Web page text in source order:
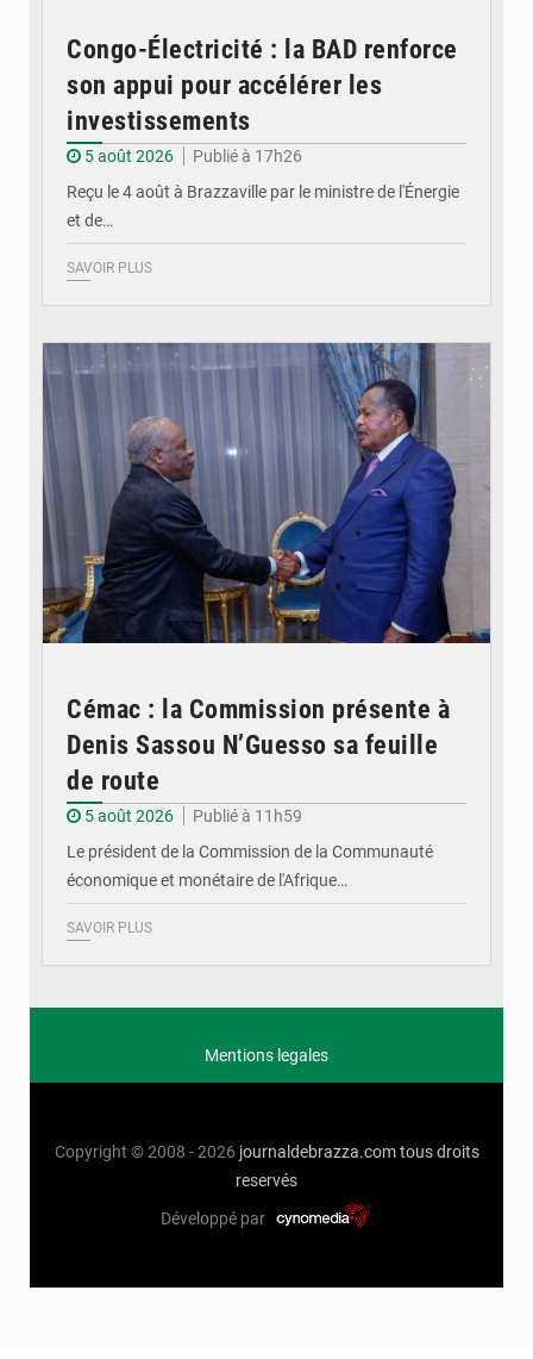
Congo-Électricité : la BAD renforce
son appui pour accélérer les
investissements
5 août 2026
Publié à 17h26
Reçu le 4 août à Brazzaville par le ministre de l'Énergie
et de…
SAVOIR PLUS
Cémac : la Commission présente à
Denis Sassou N’Guesso sa feuille
de route
5 août 2026
Publié à 11h59
Le président de la Commission de la Communauté
économique et monétaire de l'Afrique…
SAVOIR PLUS
Mentions legales
Copyright © 2008 - 2026 journaldebrazza.com tous droits
reservés
Développé par